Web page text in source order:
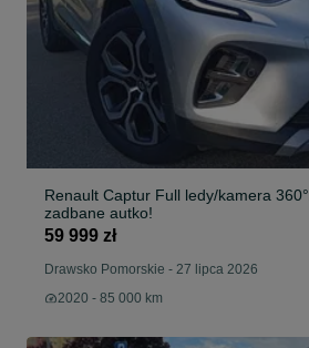
Renault Captur Full ledy/kamera
zadbane autko!
59 999 zł
Drawsko Pomorskie - 27 lipca 2026
2020 - 85 000 km